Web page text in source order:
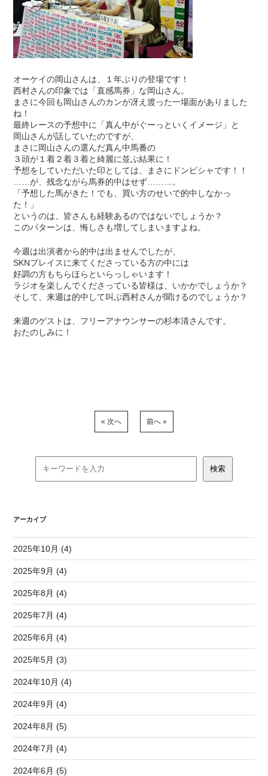
オーケイの岡山さんは、１年ぶりの登場です！
西村さんの印象では「直感馬券」な岡山さん。
まさに今回も岡山さんのカンが冴え渡った一場面がありました
ね！
最終レースの予想中に「真ん中がぐーっといくイメージ」と
岡山さんが話していたのですが、
まさに岡山さんの選んだ真ん中馬番の
３頭が１着２着３着と綺麗に並ぶ結果に！
予想をしていただいた印としては、まさにドンピシャです！！
……が、残念ながら馬券的中はせず………。
「予想した馬がきた！でも、買い方のせいで的中しなかっ
た！」
というのは、皆さんも経験あるのではないでしょうか？
このパターンは、悔しさも増してしまいますよね。
今週は出演者から的中は出ませんでしたが、
SKNプレイスに来てくださっている方の中には
好調の方もちらほらといらっしゃいます！
ラジオを楽しんでくださっている皆様は、いかかでしょうか？
そして、来週は的中して叫ぶ西村さんが聞けるのでしょうか？
来週のゲストは、フリーアナウンサーの杉本清さんです。
おたのしみに！
« 次へ 前へ »
アーカイブ
2025年10月 (4)
2025年9月 (4)
2025年8月 (4)
2025年7月 (4)
2025年6月 (4)
2025年5月 (3)
2024年10月 (4)
2024年9月 (4)
2024年8月 (5)
2024年7月 (4)
2024年6月 (5)